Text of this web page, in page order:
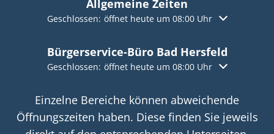
Allgemeine Zeiten
Klicken, um weitere Öffnungs- oder Schließzeiten
Geschlossen: öffnet heute um 08:00 Uhr
Bürgerservice-Büro Bad Hersfeld
Klicken, um weitere Öffnungs- oder Schließzeiten
Geschlossen: öffnet heute um 08:00 Uhr
Einzelne Bereiche können abweichende
Öffnungszeiten haben. Diese finden Sie jeweils